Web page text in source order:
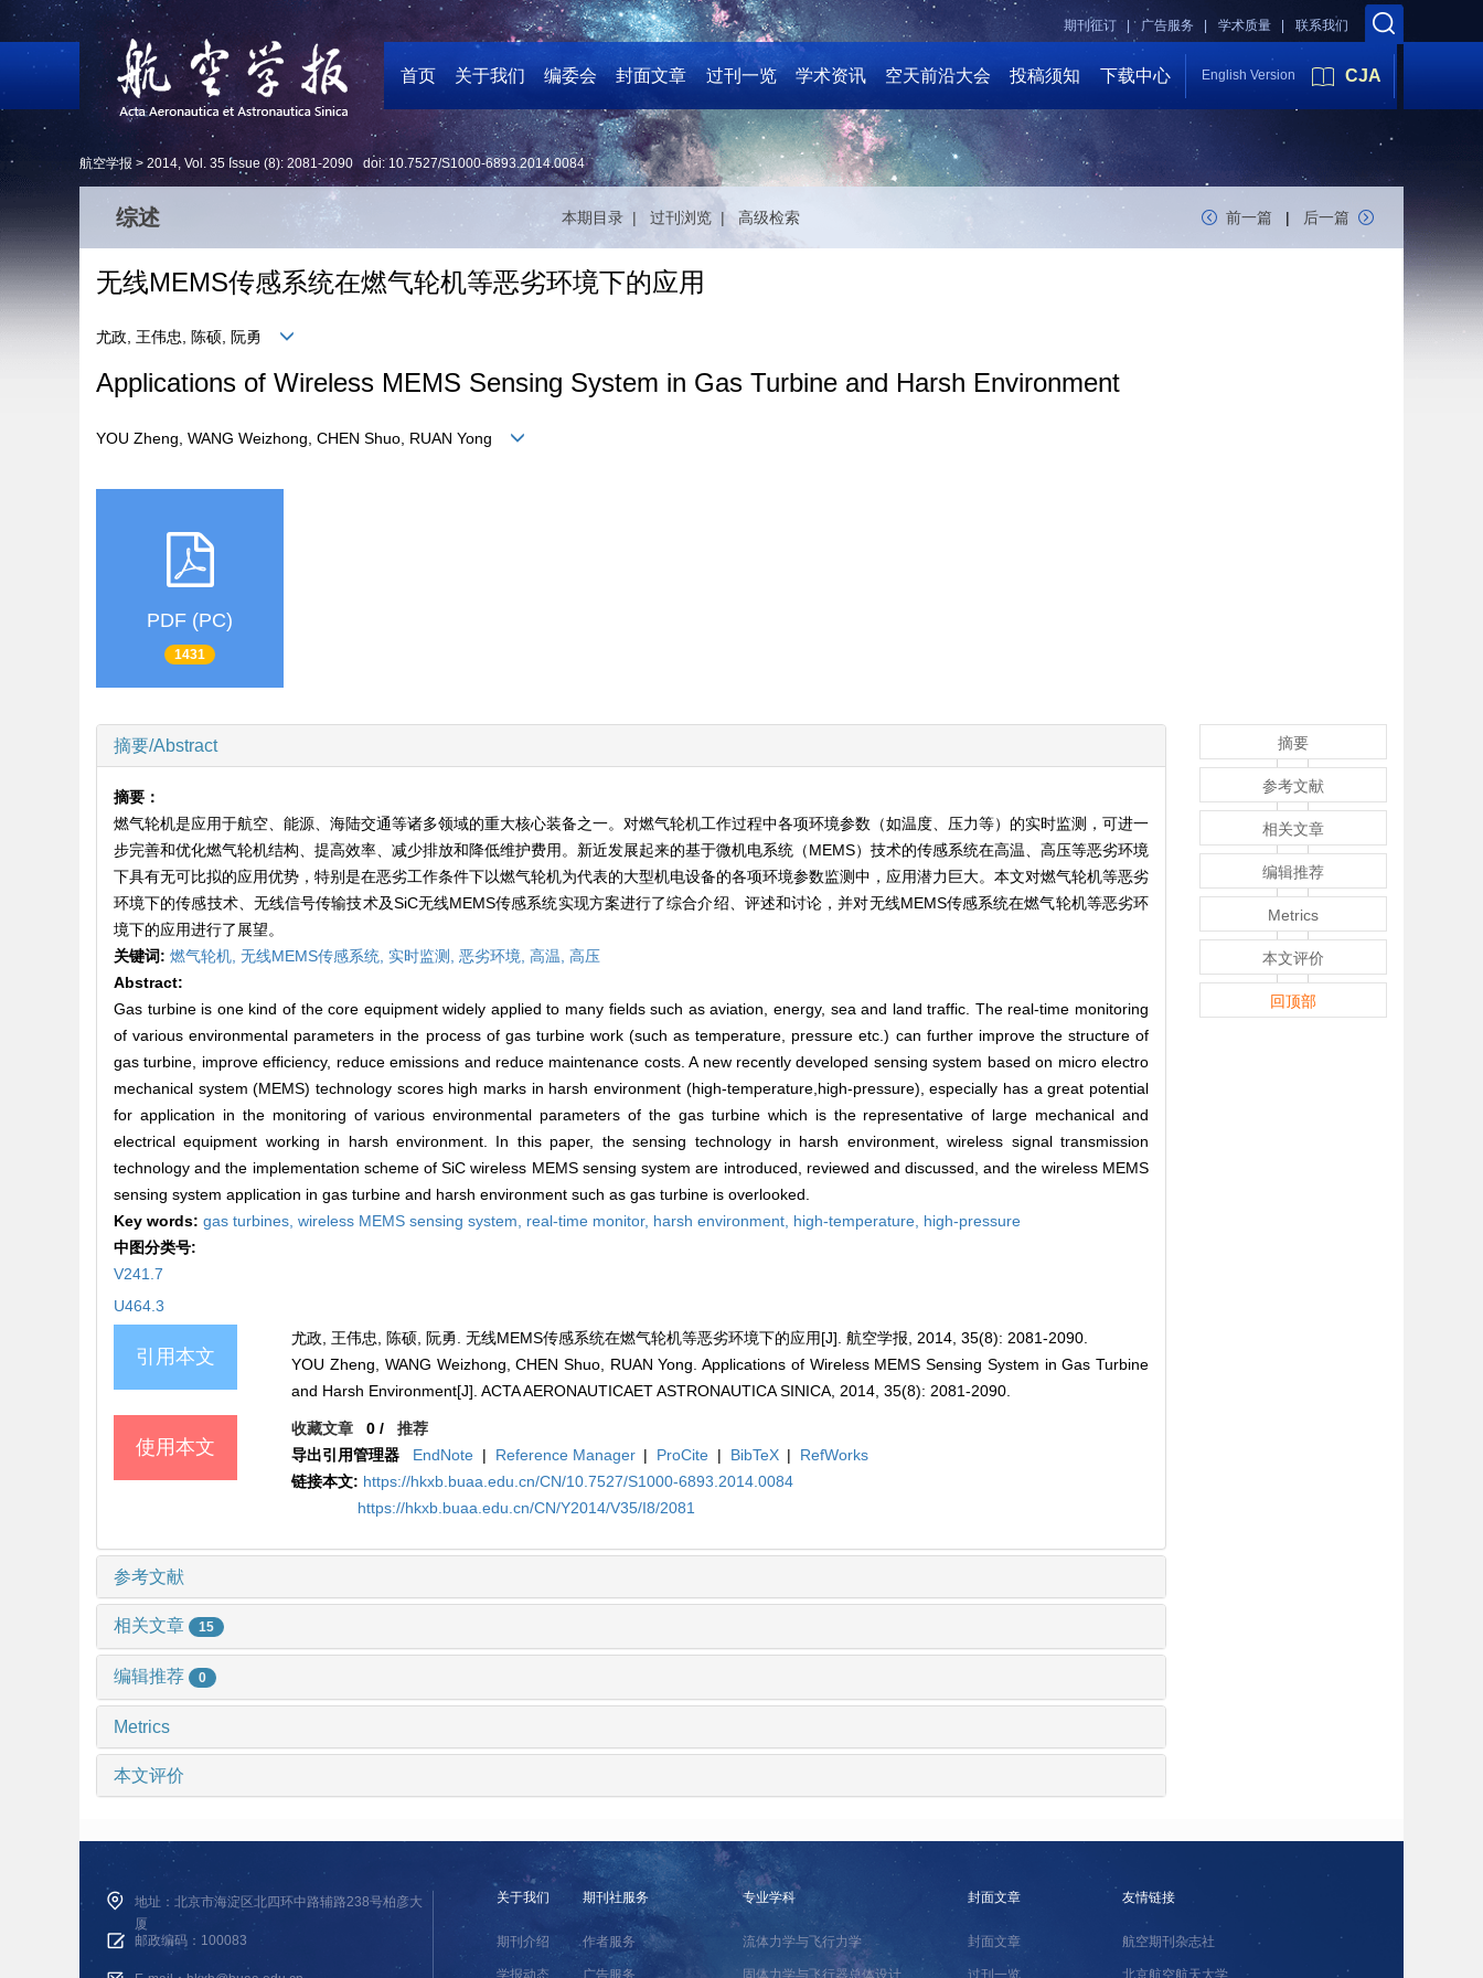
联系我们
学术质量 |
广告服务 |
期刊征订 |
首页 关于我们 编委会 封面文章 过刊一览 学术资讯 空天前沿大会 投稿须知 下载中心 English Version CJA
航空学报 > 2014, Vol. 35 Issue (8): 2081-2090 doi:10.7527/S1000-6893.2014.0084
综述 本期目录 | 过刊浏览 | 高级检索 前一篇 | 后一篇
无线MEMS传感系统在燃气轮机等恶劣环境下的应用
尤政, 王伟忠, 陈硕, 阮勇
Applications of Wireless MEMS Sensing System in Gas Turbine and Harsh Environment
YOU Zheng, WANG Weizhong, CHEN Shuo, RUAN Yong
PDF (PC)
1431
摘要/Abstract
摘要：
燃气轮机是应用于航空、能源、海陆交通等诸多领域的重大核心装备之一。对燃气轮机工作过程中各项环境参数（如温度、压力等）的实时监测，可进一
步完善和优化燃气轮机结构、提高效率、减少排放和降低维护费用。新近发展起来的基于微机电系统（MEMS）技术的传感系统在高温、高压等恶劣环境
下具有无可比拟的应用优势，特别是在恶劣工作条件下以燃气轮机为代表的大型机电设备的各项环境参数监测中，应用潜力巨大。本文对燃气轮机等恶劣
环境下的传感技术、无线信号传输技术及SiC无线MEMS传感系统实现方案进行了综合介绍、评述和讨论，并对无线MEMS传感系统在燃气轮机等恶劣环
境下的应用进行了展望。
关键词: 燃气轮机, 无线MEMS传感系统, 实时监测, 恶劣环境, 高温, 高压
Abstract:
Gas turbine is one kind of the core equipment widely applied to many fields such as aviation, energy, sea and land traffic. The real-time monitoring
of various environmental parameters in the process of gas turbine work (such as temperature, pressure etc.) can further improve the structure of
gas turbine, improve efficiency, reduce emissions and reduce maintenance costs. A new recently developed sensing system based on micro electro
mechanical system (MEMS) technology scores high marks in harsh environment (high-temperature,high-pressure), especially has a great potential
for application in the monitoring of various environmental parameters of the gas turbine which is the representative of large mechanical and
electrical equipment working in harsh environment. In this paper, the sensing technology in harsh environment, wireless signal transmission
technology and the implementation scheme of SiC wireless MEMS sensing system are introduced, reviewed and discussed, and the wireless MEMS
sensing system application in gas turbine and harsh environment such as gas turbine is overlooked.
Key words: gas turbines, wireless MEMS sensing system, real-time monitor, harsh environment, high-temperature, high-pressure
中图分类号:
V241.7
U464.3
引用本文
尤政, 王伟忠, 陈硕, 阮勇. 无线MEMS传感系统在燃气轮机等恶劣环境下的应用[J]. 航空学报, 2014, 35(8): 2081-2090.
YOU Zheng, WANG Weizhong, CHEN Shuo, RUAN Yong. Applications of Wireless MEMS Sensing System in Gas Turbine
and Harsh Environment[J]. ACTA AERONAUTICAET ASTRONAUTICA SINICA, 2014, 35(8): 2081-2090.
使用本文
收藏文章 0 /推荐
导出引用管理器
EndNote | Reference Manager | ProCite | BibTeX |
RefWorks
链接本文: https://hkxb.buaa.edu.cn/CN/10.7527/S1000-6893.2014.0084
https://hkxb.buaa.edu.cn/CN/Y2014/V35/I8/2081
参考文献
相关文章 15
编辑推荐 0
Metrics
本文评价
摘要
参考文献
相关文章
编辑推荐
Metrics
本文评价
回顶部
地址：北京市海淀区北四环中路辅路238号柏彦大
厦
邮政编码：100083
关于我们
期刊介绍
学报动态
期刊社服务
作者服务
广告服务
专业学科
流体力学与飞行力学
固体力学与飞行器总体设计
封面文章
封面文章
过刊一览
友情链接
航空期刊杂志社
北京航空航天大学